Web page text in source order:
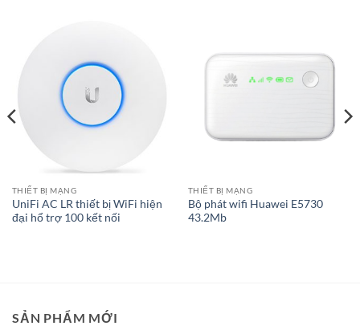
THIẾT BỊ MẠNG
UniFi AC LR thiết bị WiFi hiện
đại hổ trợ 100 kết nối
THIẾT BỊ MẠNG
Bộ phát wifi Huawei E5730
43.2Mb
SẢN PHẨM MỚI